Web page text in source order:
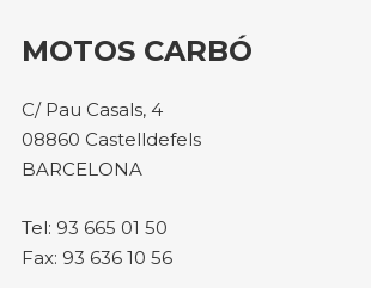
MOTOS CARBÓ
C/ Pau Casals, 4
08860 Castelldefels
BARCELONA
Tel: 93 665 01 50
Fax: 93 636 10 56